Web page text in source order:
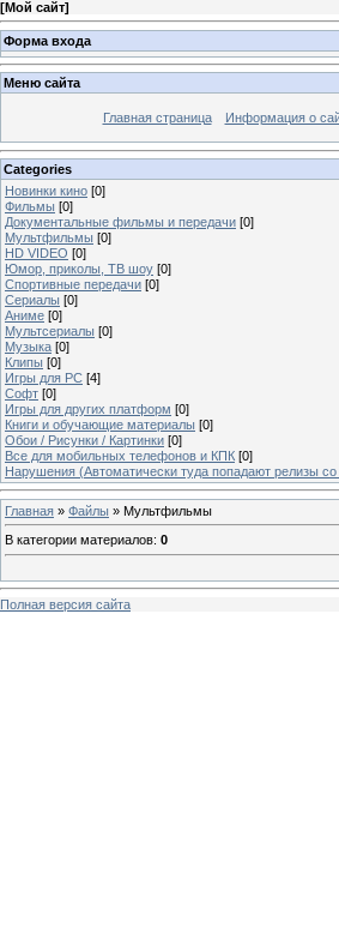
[Мой сайт]
Форма входа
Меню сайта
Главная страница Информация о
Categories
Новинки кино [0]
Фильмы [0]
Документальные фильмы и передачи [0]
Мультфильмы [0]
HD VIDEO [0]
Юмор, приколы, ТВ шоу [0]
Спортивные передачи [0]
Сериалы [0]
Аниме [0]
Мультсериалы [0]
Музыка [0]
Клипы [0]
Игры для PC [4]
Софт [0]
Игры для других платформ [0]
Книги и обучающие материалы [0]
Обои / Рисунки / Картинки [0]
Все для мобильных телефонов и КПК [0]
Нарушения (Автоматически туда попадают релизы со
Главная » Файлы » Мультфильмы
В категории материалов: 0
Полная версия сайта